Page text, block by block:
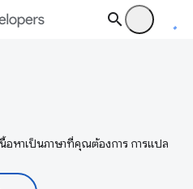
อหาเป็นภาษาที่คุณต้องการ การแปล